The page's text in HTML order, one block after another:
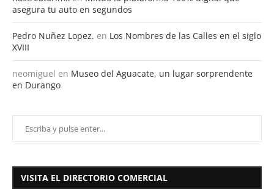
asegura tu auto en segundos
Pedro Nuñez Lopez. en Los Nombres de las Calles en el siglo
XVIII
neomiguel en Museo del Aguacate, un lugar sorprendente
en Durango
VISITA EL DIRECTORIO COMERCIAL